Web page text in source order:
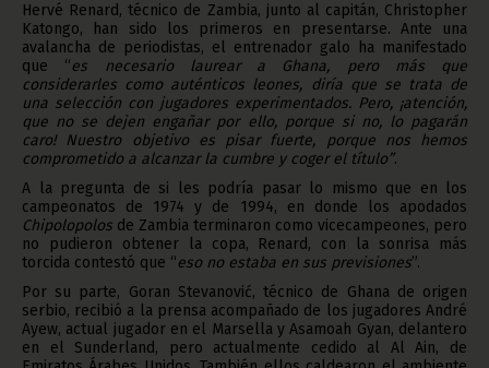
Hervé Renard, técnico de Zambia, junto al capitán, Christopher
Katongo, han sido los primeros en presentarse. Ante una
avalancha de periodistas, el entrenador galo ha manifestado
que “es necesario laurear a Ghana, pero más que
considerarles como auténticos leones, diría que se trata de
una selección con jugadores experimentados. Pero, ¡atención,
que no se dejen engañar por ello, porque si no, lo pagarán
caro! Nuestro objetivo es pisar fuerte, porque nos hemos
comprometido a alcanzar la cumbre y coger el título”.
A la pregunta de si les podría pasar lo mismo que en los
campeonatos de 1974 y de 1994, en donde los apodados
Chipolopolos de Zambia terminaron como vicecampeones, pero
no pudieron obtener la copa, Renard, con la sonrisa más
torcida contestó que “eso no estaba en sus previsiones”.
Por su parte, Goran Stevanović, técnico de Ghana de origen
serbio, recibió a la prensa acompañado de los jugadores André
Ayew, actual jugador en el Marsella y Asamoah Gyan, delantero
en el Sunderland, pero actualmente cedido al Al Ain, de